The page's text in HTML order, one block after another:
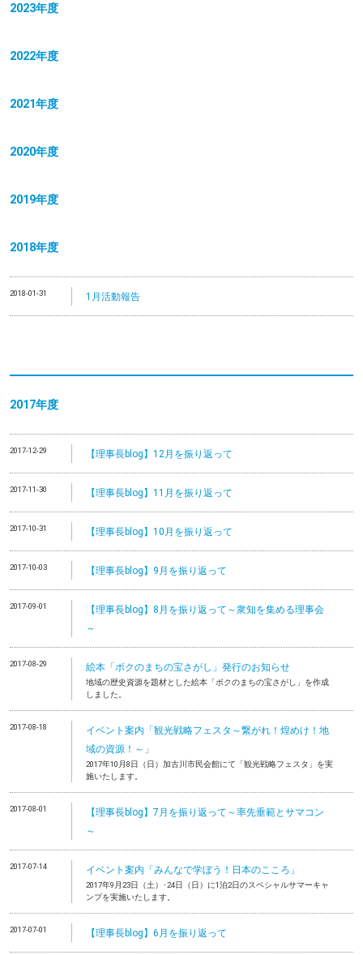
2023年度
2022年度
2021年度
2020年度
2019年度
2018年度
2018-01-31 1月活動報告
2017年度
2017-12-29 【理事長blog】12月を振り返って
2017-11-30 【理事長blog】11月を振り返って
2017-10-31 【理事長blog】10月を振り返って
2017-10-03 【理事長blog】9月を振り返って
2017-09-01
【理事長blog】8月を振り返って～衆知を集める理事会
～
2017-08-29 絵本「ボクのまちの宝さがし」発行のお知らせ
地域の歴史資源を題材とした絵本「ボクのまちの宝さがし」を作成
しました。
2017-08-18
イベント案内「観光戦略フェスタ～繋がれ！煌めけ！地
域の資源！～」
2017年10月8日（日）加古川市民会館にて「観光戦略フェスタ」を実
施いたします。
2017-08-01
【理事長blog】7月を振り返って～率先垂範とサマコン
～
2017-07-14 イベント案内「みんなで学ぼう！日本のこころ」
2017年9月23日（土）･24日（日）に1泊2日のスペシャルサマーキャ
ンプを実施いたします。
2017-07-01 【理事長blog】6月を振り返って